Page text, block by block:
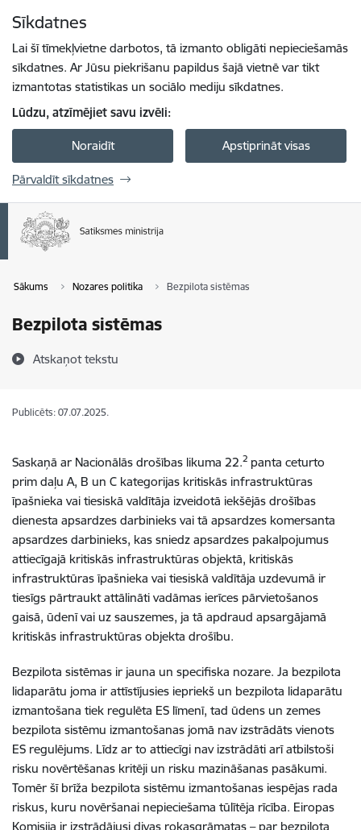
Sīkdatnes
Lai šī tīmekļvietne darbotos, tā izmanto obligāti nepieciešamās
sīkdatnes. Ar Jūsu piekrišanu papildus šajā vietnē var tikt
izmantotas statistikas un sociālo mediju sīkdatnes.
Lūdzu, atzīmējiet savu izvēli:
Noraidīt Apstiprināt visas
Pārvaldīt sīkdatnes
Sākums Nozares politika Bezpilota sistēmas
Bezpilota sistēmas
Atskaņot tekstu
Publicēts: 07.07.2025.
Saskaņā ar Nacionālās drošības likuma 22.2 panta ceturto
prim daļu A, B un C kategorijas kritiskās infrastruktūras
īpašnieka vai tiesiskā valdītāja izveidotā iekšējās drošības
dienesta apsardzes darbinieks vai tā apsardzes komersanta
apsardzes darbinieks, kas sniedz apsardzes pakalpojumus
attiecīgajā kritiskās infrastruktūras objektā, kritiskās
infrastruktūras īpašnieka vai tiesiskā valdītāja uzdevumā ir
tiesīgs pārtraukt attālināti vadāmas ierīces pārvietošanos
gaisā, ūdenī vai uz sauszemes, ja tā apdraud apsargājamā
kritiskās infrastruktūras objekta drošību.
Bezpilota sistēmas ir jauna un specifiska nozare. Ja bezpilota
lidaparātu joma ir attīstījusies iepriekš un bezpilota lidaparātu
izmantošana tiek regulēta ES līmenī, tad ūdens un zemes
bezpilota sistēmu izmantošanas jomā nav izstrādāts vienots
ES regulējums. Līdz ar to attiecīgi nav izstrādāti arī atbilstoši
risku novērtēšanas kritēji un risku mazināšanas pasākumi.
Tomēr šī brīža bezpilota sistēmu izmantošanas iespējas rada
riskus, kuru novēršanai nepieciešama tūlītēja rīcība. Eiropas
Komisija ir izstrādājusi divas rokasgrāmatas – par bezpilota